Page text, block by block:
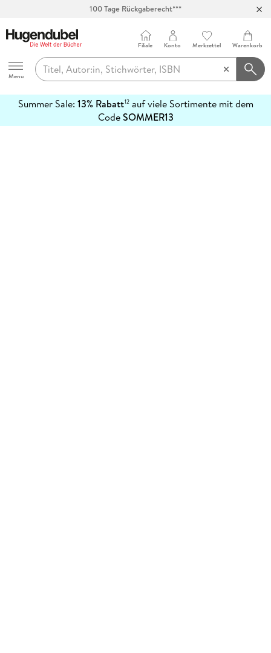
100 Tage Rückgaberecht***
Hugendubel
Menu
Filiale Konto Merkzettel Warenkorb
Summer Sale: 13% Rabatt12auf viele Sortimente mit dem
CodeSOMMER13
erfahren